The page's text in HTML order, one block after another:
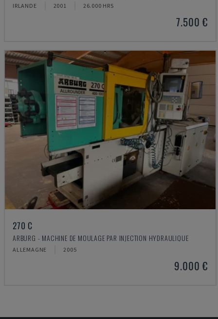
IRLANDE 2001 26.000 HRS
7.500 €
270 C
ARBURG - MACHINE DE MOULAGE PAR INJECTION HYDRAULIQUE
ALLEMAGNE 2005
9.000 €